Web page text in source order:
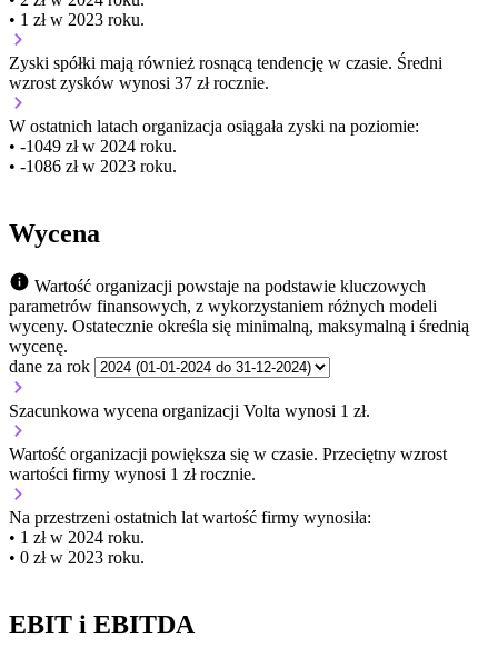
• 1 zł w 2023 roku.
Zyski spółki mają również rosnącą tendencję w czasie. Średni
wzrost zysków wynosi 37 zł rocznie.
W ostatnich latach organizacja osiągała zyski na poziomie:
• -1049 zł w 2024 roku.
• -1086 zł w 2023 roku.
Wycena
Wartość organizacji powstaje na podstawie kluczowych
parametrów finansowych, z wykorzystaniem różnych modeli
wyceny. Ostatecznie określa się minimalną, maksymalną i średnią
wycenę.
dane za rok
Szacunkowa wycena organizacji Volta wynosi 1 zł.
Wartość organizacji powiększa się w czasie. Przeciętny wzrost
wartości firmy wynosi 1 zł rocznie.
Na przestrzeni ostatnich lat wartość firmy wynosiła:
• 1 zł w 2024 roku.
• 0 zł w 2023 roku.
EBIT i EBITDA